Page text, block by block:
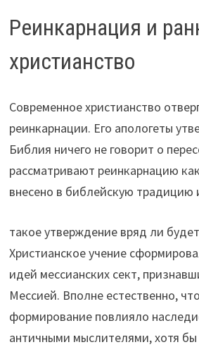
Реинкарнация и
христианство
Современное христианство
реинкарнации. Его апологеты
Библия ничего не говорит о
рассматривают реинкарнацию
внесено в библейскую традицию
такое утверждение вряд ли
Христианское учение
идей мессианских сект,
Мессией. Вполне естественно,
формирование повлияло
античными мыслителями, хотя